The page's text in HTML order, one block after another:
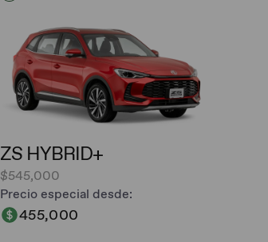
ZS HYBRID+
$545,000
Precio especial desde:
455,000